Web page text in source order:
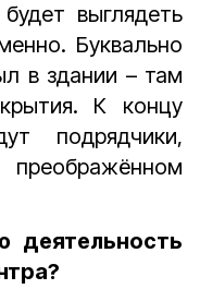
выглядеть
Буквально
в здании – там
К концу
подрядчики,
деятельность